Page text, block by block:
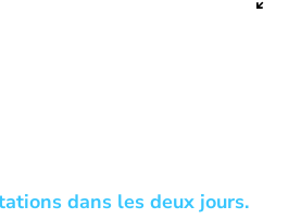
dans les deux jours.